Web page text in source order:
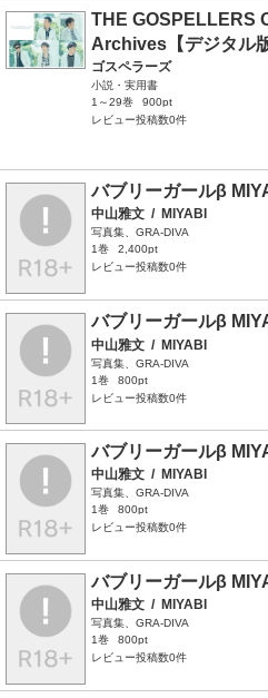
THE GOSPELLERS
Archives【デジタル版
ゴスペラーズ
小説・実用書
1～29巻
900pt
レビュー投稿数0件
バブリーガールβ
中山雅文 / MIYABI
写真集、GRA-DIVA
1巻
2,400pt
レビュー投稿数0件
バブリーガールβ
中山雅文 / MIYABI
写真集、GRA-DIVA
1巻
800pt
レビュー投稿数0件
バブリーガールβ
中山雅文 / MIYABI
写真集、GRA-DIVA
1巻
800pt
レビュー投稿数0件
バブリーガールβ
中山雅文 / MIYABI
写真集、GRA-DIVA
1巻
800pt
レビュー投稿数0件